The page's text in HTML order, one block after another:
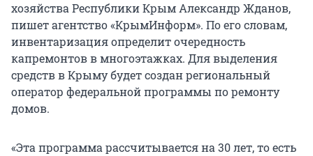
хозяйства Республики Крым Александр Жданов,
пишет агентство «КрымИнформ». По его словам,
инвентаризация определит очередность
капремонтов в многоэтажках. Для выделения
средств в Крыму будет создан региональный
оператор федеральной программы по ремонту
домов.
«Эта программа рассчитывается на 30 лет, то есть